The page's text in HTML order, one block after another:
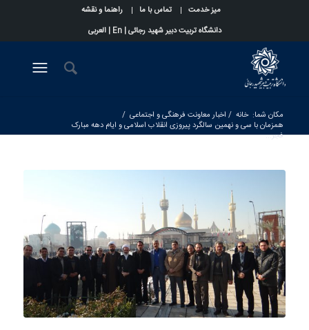
میز خدمت تماس با ما
راهنما و نقشه
دانشگاه تربیت دبیر شهید رجائی |En
|العربی
مکان شما: خانه / اخبار معاونت فرهنگی و اجتماعی /
همزمان با سی و نهمین سالگرد پیروزی انقلاب اسلامی و ایام دهه مبارک
فجر...